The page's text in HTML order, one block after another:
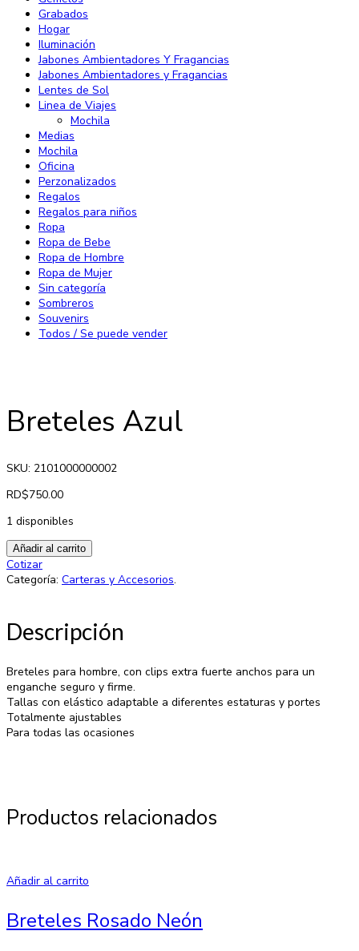
Grabados
Hogar
Iluminación
Jabones Ambientadores Y Fragancias
Jabones Ambientadores y Fragancias
Lentes de Sol
Linea de Viajes
Mochila
Medias
Mochila
Oficina
Perzonalizados
Regalos
Regalos para niños
Ropa
Ropa de Bebe
Ropa de Hombre
Ropa de Mujer
Sin categoría
Sombreros
Souvenirs
Todos / Se puede vender
Breteles Azul
SKU: 2101000000002
RD$750.00
1 disponibles
Añadir al carrito
Cotizar
Categoría: Carteras y Accesorios.
Descripción
Breteles para hombre, con clips extra fuerte anchos para un
enganche seguro y firme.
Tallas con elástico adaptable a diferentes estaturas y portes
Totalmente ajustables
Para todas las ocasiones
Productos relacionados
Añadir al carrito
Breteles Rosado Neón